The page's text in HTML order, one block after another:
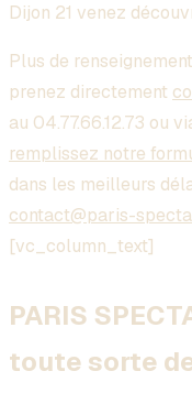
Dijon 21 venez
Plus de renseignement
prenez directement
au 04.77.66.12.73 ou
remplissez notre
dans les meilleurs
contact@paris-
[vc_column_text]
PARIS
toute sorte